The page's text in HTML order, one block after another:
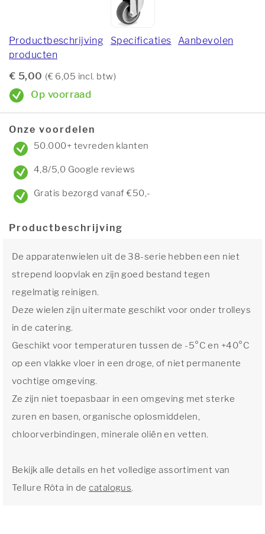
Productbeschrijving Specificaties
Aanbevolen
producten
€ 5,00 (€ 6,05 incl. btw)
Op voorraad
Onze voordelen
50.000+ tevreden klanten
4,8/5,0 Google reviews
Gratis bezorgd vanaf €50,-
Productbeschrijving
De apparatenwielen uit de 38-serie hebben een niet
strepend loopvlak en zijn goed bestand tegen
regelmatig reinigen.
Deze wielen zijn uitermate geschikt voor onder trolleys
in de catering.
Geschikt voor temperaturen tussen de -5°C en +40°C
op een vlakke vloer in een droge, of niet permanente
vochtige omgeving.
Ze zijn niet toepasbaar in een omgeving met sterke
zuren en basen, organische oplosmiddelen,
chloorverbindingen, minerale oliën en vetten.
Bekijk alle details en het volledige assortiment van
Tellure Rôta in decatalogus.